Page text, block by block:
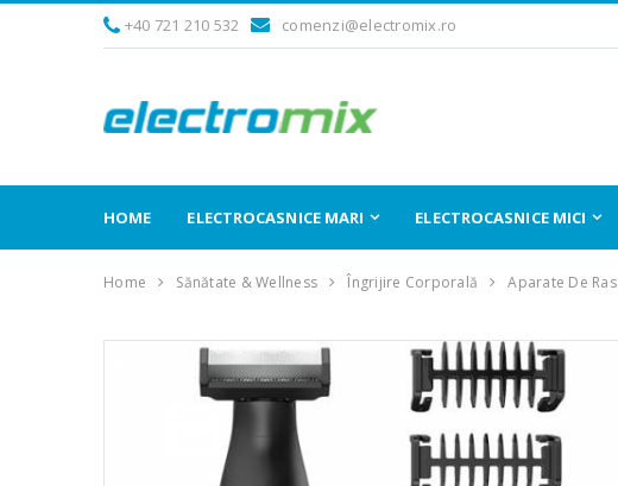
+40 721 210 532 comenzi@electromix.ro
HOME ELECTROCASNICE MARI ELECTROCASNICE MICI
Home Sănătate & Wellness Îngrijire Corporală Aparate De Ras